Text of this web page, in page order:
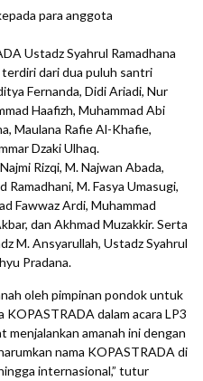
para anggota
Ustadz Syahrul Ramadhana
dari dua puluh santri
Fernanda, Didi Ariadi, Nur
Haafizh, Muhammad Abi
Maulana Rafie Al-Khafie,
Dzaki Ulhaq.
Rizqi, M. Najwan Abada,
M. Fasya Umasugi,
Fawwaz Ardi, Muhammad
dan Akhmad Muzakkir. Serta
M. Ansyarullah, Ustadz Syahrul
Pradana.
oleh pimpinan pondok untuk
dalam acara LP3
menjalankan amanah ini dengan
nama KOPASTRADA di
internasional,” tutur